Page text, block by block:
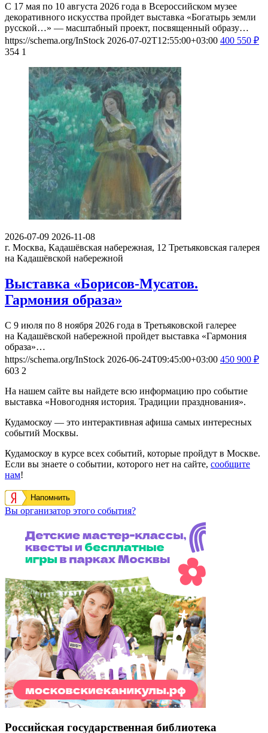
С 17 мая по 10 августа 2026 года в Всероссийском музее
декоративного искусства пройдет выставка «Богатырь земли
русской…» — масштабный проект, посвященный образу…
https://schema.org/InStock 2026-07-02T12:55:00+03:00 400 550 ₽
354 1
2026-07-09 2026-11-08
г. Москва, Кадашёвская набережная, 12 Третьяковская галерея
на Кадашёвской набережной
Выставка «Борисов-Мусатов.
Гармония образа»
С 9 июля по 8 ноября 2026 года в Третьяковской галерее
на Кадашёвской набережной пройдет выставка «Гармония
образа»…
https://schema.org/InStock 2026-06-24T09:45:00+03:00 450 900 ₽
603 2
На нашем сайте вы найдете всю информацию про событие
выставка «Новогодняя история. Традиции празднования».
Кудамоскоу — это интерактивная афиша самых интересных
событий Москвы.
Кудамоскоу в курсе всех событий, которые пройдут в Москве.
Если вы знаете о событии, которого нет на сайте, сообщите
нам!
Напомнить
Вы организатор этого события?
Российская государственная библиотека